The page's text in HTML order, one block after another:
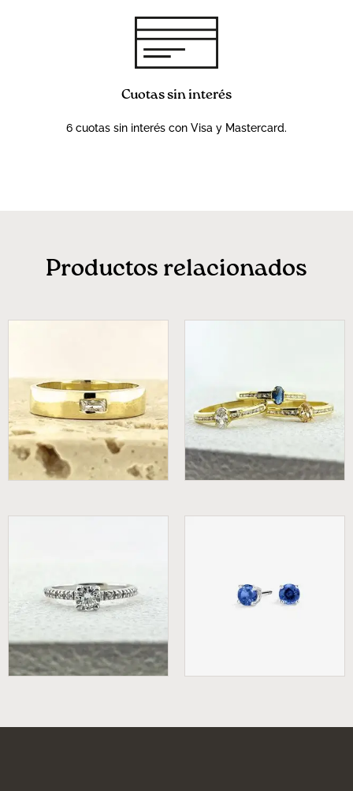
Cuotas sin interés
6 cuotas sin interés con Visa y Mastercard.
Productos relacionados